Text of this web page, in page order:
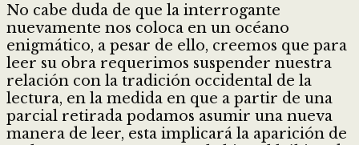
No cabe duda de que la interrogante
nuevamente nos coloca en un océano
enigmático, a pesar de ello, creemos que para
leer su obra requerimos suspender nuestra
relación con la tradición occidental de la
lectura, en la medida en que a partir de una
parcial retirada podamos asumir una nueva
manera de leer, esta implicará la aparición de